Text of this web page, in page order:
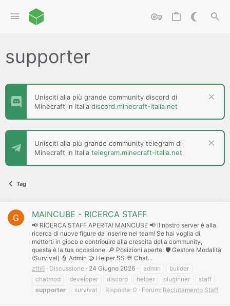
supporter
Unisciti alla più grande community discord di
Minecraft in Italia discord.minecraft-italia.net
Unisciti alla più grande community telegram di
Minecraft in Italia telegram.minecraft-italia.net
Tag
MAINCUBE - RICERCA STAFF
📢 RICERCA STAFF APERTA! MAINCUBE 📢 Il nostro server è alla
ricerca di nuove figure da inserire nel team! Se hai voglia di
metterti in gioco e contribuire alla crescita della community,
questa è la tua occasione. 🔎 Posizioni aperte: 🛡️ Gestore Modalità
(Survival) 👮 Admin 🤝 Helper SS 💬 Chat...
zth6
Discussione 24 Giugno 2026 admin
builder
chatmod
developer discord helper pluginner
staff
supporter
survival Risposte: 0 Forum: Reclutamento Staff